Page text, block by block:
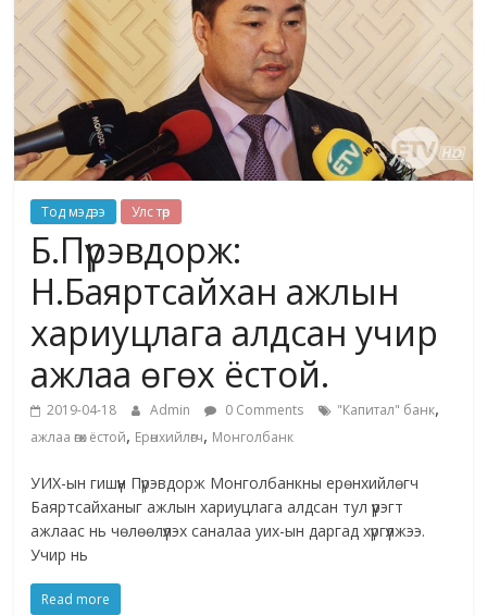
Тод мэдээ Улс төр
Б.Пүрэвдорж:
Н.Баяртсайхан ажлын
хариуцлага алдсан учир
ажлаа өгөх ёстой.
2019-04-18 Admin 0 Comments "Капитал" банк,
ажлаа өгөх ёстой, Ерөнхийлөгч, Монголбанк
УИХ-ын гишүүн Пүрэвдорж Монголбанкны ерөнхийлөгч
Баяртсайханыг ажлын хариуцлага алдсан тул үүрэгт
ажлаас нь чөлөөлүүлэх саналаа уих-ын даргад хүргүүлжээ.
Учир нь
Read more